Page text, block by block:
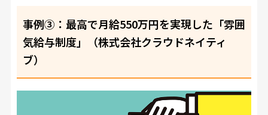
事例③：最高で月給550万円を実現した「雰囲
気給与制度」（株式会社クラウドネイティ
ブ）